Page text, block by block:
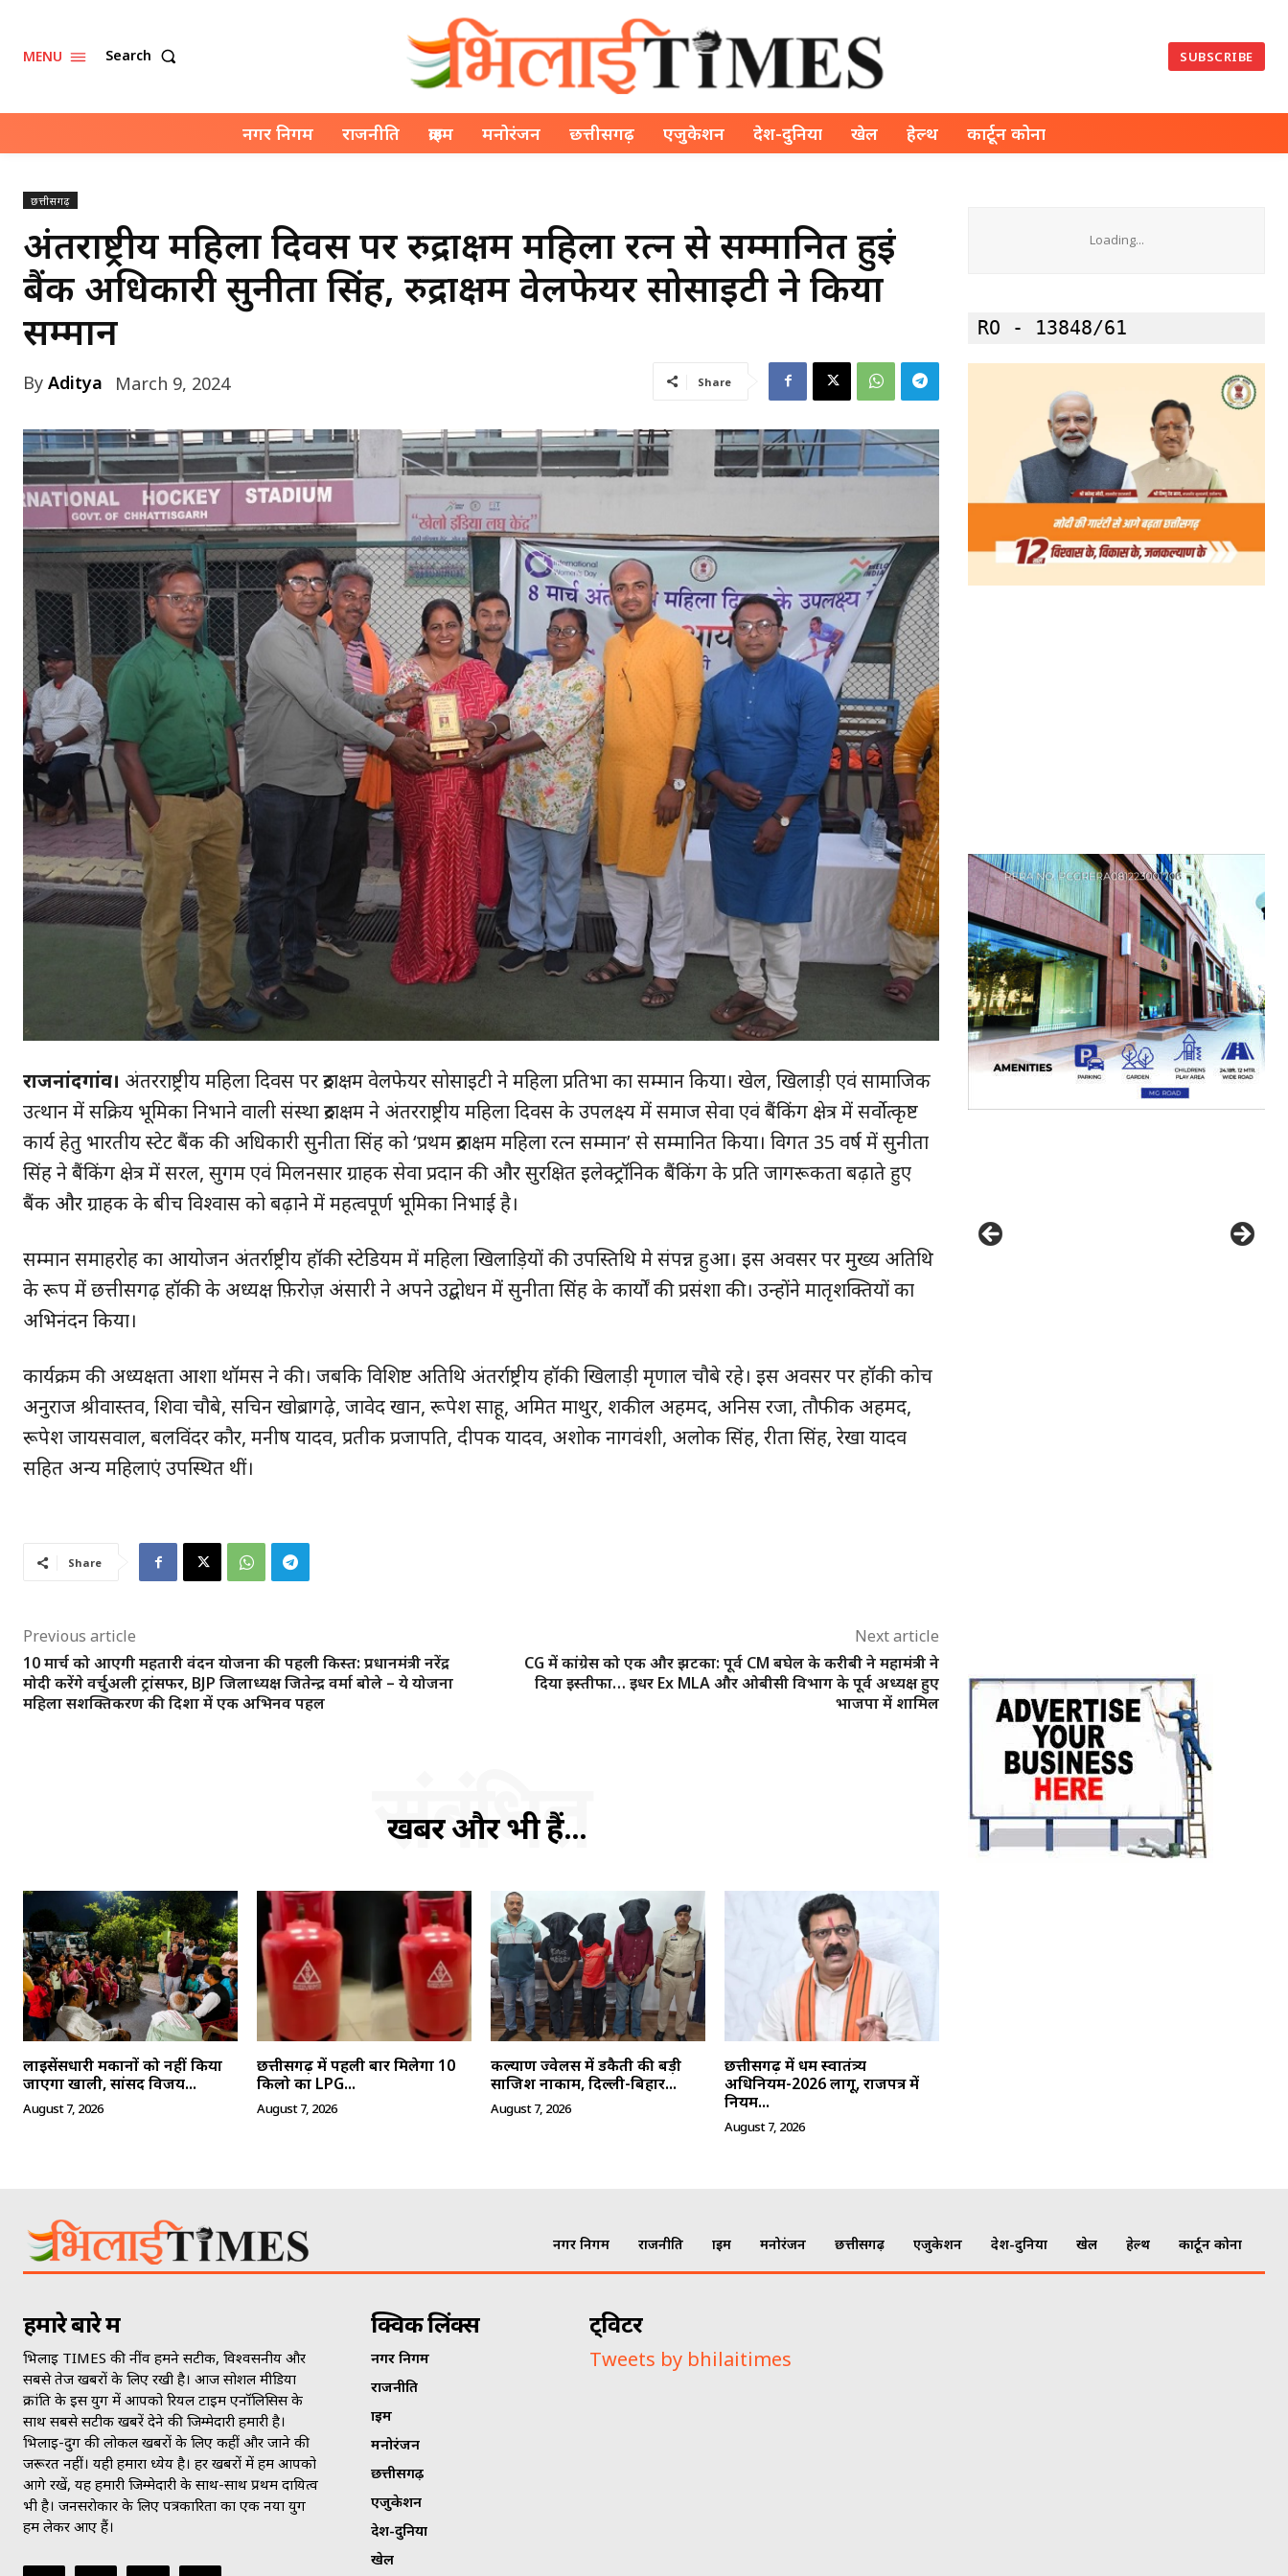
क्विक लिंक्स
हमारे बारे में
संपर्क करें
MENU Search SUBSCRIBE
नगर निगम राजनीति क्राइम मनोरंजन छत्तीसगढ़ एजुकेशन देश-दुनिया खेल हेल्थ कार्टून कोना
छत्तीसगढ़
अंतर्राष्ट्रीय महिला दिवस पर रुद्राक्षम महिला रत्न से सम्‍मानित हुईं
बैंक अधिकारी सुनीता सिंह, रुद्राक्षम वेलफेयर सोसाइटी ने किया
सम्‍मान
By Aditya March 9, 2024 Share
राजनांदगांव। अंतरराष्ट्रीय महिला दिवस पर रुद्राक्षम वेलफेयर सोसाइटी ने महिला प्रतिभा का सम्मान किया। खेल, खिलाड़ी एवं सामाजिक
उत्थान में सक्रिय भूमिका निभाने वाली संस्था रुद्राक्षम ने अंतरराष्ट्रीय महिला दिवस के उपलक्ष्‍य में समाज सेवा एवं बैंकिंग क्षेत्र में सर्वोत्कृष्ट
कार्य हेतु भारतीय स्टेट बैंक की अधिकारी सुनीता सिंह को ‘प्रथम रुद्राक्षम महिला रत्न सम्मान’ से सम्मानित किया। विगत 35 वर्ष में सुनीता
सिंह ने बैंकिंग क्षेत्र में सरल, सुगम एवं मिलनसार ग्राहक सेवा प्रदान की और सुरक्षित इलेक्ट्रॉनिक बैंकिंग के प्रति जागरूकता बढ़ाते हुए
बैंक और ग्राहक के बीच विश्वास को बढ़ाने में महत्वपूर्ण भूमिका निभाई है।
सम्मान समाहरोह का आयोजन अंतर्राष्ट्रीय हॉकी स्टेडियम में महिला खिलाड़ियों की उपस्तिथि मे संपन्न हुआ। इस अवसर पर मुख्य अतिथि
के रूप में छत्तीसगढ़ हॉकी के अध्यक्ष फ़िरोज़ अंसारी ने अपने उद्बोधन में सुनीता सिंह के कार्यों की प्रसंशा की। उन्‍होंने मातृशक्तियों का
अभिनंदन किया।
कार्यक्रम की अध्यक्षता आशा थॉमस ने की। जबकि विशिष्ट अतिथि अंतर्राष्ट्रीय हॉकी खिलाड़ी मृणाल चौबे रहे। इस अवसर पर हॉकी कोच
अनुराज श्रीवास्तव, शिवा चौबे, सचिन खोब्रागढ़े, जावेद खान, रूपेश साहू, अमित माथुर, शकील अहमद, अनिस रजा, तौफीक अहमद,
रूपेश जायसवाल, बलविंदर कौर, मनीष यादव, प्रतीक प्रजापति, दीपक यादव, अशोक नागवंशी, अलोक सिंह, रीता सिंह, रेखा यादव
सहित अन्‍य महिलाएं उपस्थित थीं।
Share
Previous article
10 मार्च को आएगी महतारी वंदन योजना की पहली किस्त: प्रधानमंत्री नरेंद्र
मोदी करेंगे वर्चुअली ट्रांसफर, BJP जिलाध्यक्ष जितेन्द्र वर्मा बोले – ये योजना
महिला सशक्तिकरण की दिशा में एक अभिनव पहल
Next article
CG में कांग्रेस को एक और झटका: पूर्व CM बघेल के करीबी ने महामंत्री ने
दिया इस्तीफा… इधर Ex MLA और ओबीसी विभाग के पूर्व अध्‍यक्ष हुए
भाजपा में शामिल
खबरें और भी हैं...
संबंधित
लाइसेंसधारी मकानों को नहीं किया
जाएगा खाली, सांसद विजय...
August 7, 2026
छत्तीसगढ़ में पहली बार मिलेगा 10
किलो का LPG...
August 7, 2026
कल्याण ज्वेलर्स में डकैती की बड़ी
साजिश नाकाम, दिल्ली-बिहार...
August 7, 2026
छत्तीसगढ़ में धर्म स्वातंत्र्य
अधिनियम-2026 लागू, राजपत्र में
नियम...
August 7, 2026
Loading...
RO - 13848/61
नगर निगम राजनीति क्राइम मनोरंजन छत्तीसगढ़ एजुकेशन देश-दुनिया खेल हेल्थ कार्टून कोना
हमारे बारे में
भिलाई TIMES की नींव हमने सटीक, विश्वसनीय और
सबसे तेज खबरों के लिए रखी है। आज सोशल मीडिया
क्रांति के इस युग में आपको रियल टाइम एनॉलिसिस के
साथ सबसे सटीक खबरें देने की जिम्मेदारी हमारी है।
भिलाई-दुर्ग की लोकल खबरों के लिए कहीं और जाने की
जरूरत नहीं। यही हमारा ध्येय है। हर खबरों में हम आपको
आगे रखें, यह हमारी जिम्मेदारी के साथ-साथ प्रथम दायित्व
भी है। जनसराेकार के लिए पत्रकारिता का एक नया युग
हम लेकर आए हैं।
क्विक लिंक्स
नगर निगम
राजनीति
क्राइम
मनोरंजन
छत्तीसगढ़
एजुकेशन
देश-दुनिया
खेल
ट्विटर
Tweets by bhilaitimes